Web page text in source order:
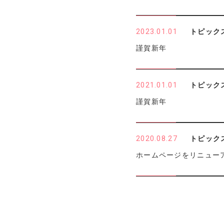
2023.01.01 トピック
謹賀新年
2021.01.01 トピック
謹賀新年
2020.08.27 トピック
ホームページをリニュー